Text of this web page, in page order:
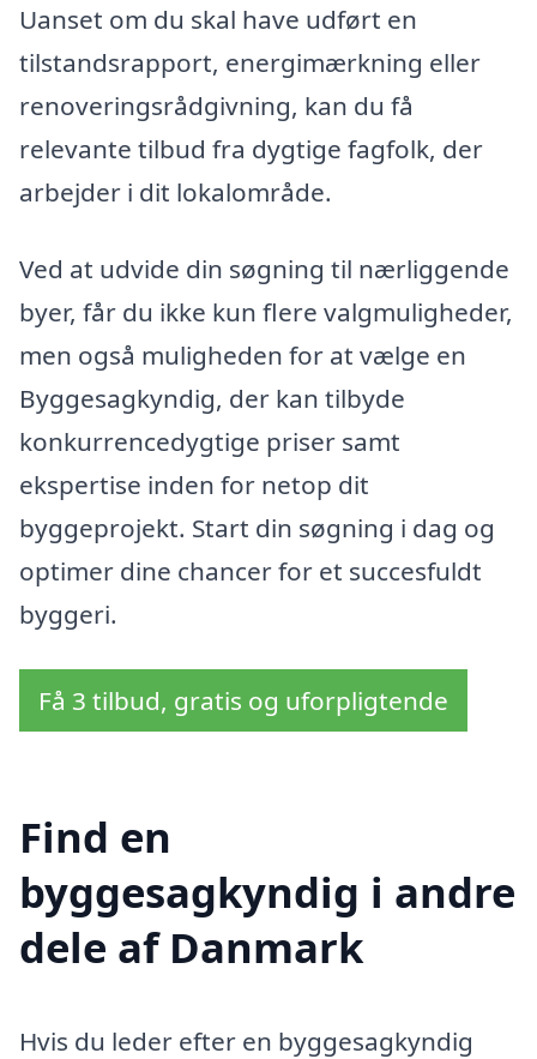
Uanset om du skal have udført en
tilstandsrapport, energimærkning eller
renoveringsrådgivning, kan du få
relevante tilbud fra dygtige fagfolk, der
arbejder i dit lokalområde.
Ved at udvide din søgning til nærliggende
byer, får du ikke kun flere valgmuligheder,
men også muligheden for at vælge en
Byggesagkyndig, der kan tilbyde
konkurrencedygtige priser samt
ekspertise inden for netop dit
byggeprojekt. Start din søgning i dag og
optimer dine chancer for et succesfuldt
byggeri.
Få 3 tilbud, gratis og uforpligtende
Find en
byggesagkyndig i andre
dele af Danmark
Hvis du leder efter en byggesagkyndig